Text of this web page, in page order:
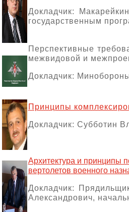
Докладчик:
государственным
Перспективные
межвидовой и
Докладчик:
Принципы
Докладчик: Субботин
Архитектура и принципы
вертолетов военного
Докладчик:
Александрович,